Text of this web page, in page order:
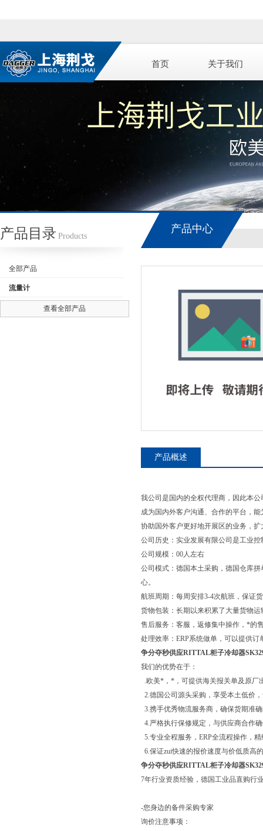
首页 关于我们
产品目录 Products
全部产品
流量计
查看全部产品
产品中心
产品概述
我公司是国内的全权代理商，因此本
成为国内外客户沟通、合作的平台，
协助国外客户更好地开展区的业务，
公司历史：实业发展有限公司是工业
公司规模：00人左右
公司模式：德国本土采购，德国仓库
心。
航班周期：每周安排3-4次航班，保证
货物包装：长期以来积累了大量货物
售后服务：客服，返修集中操作，*的
处理效率：ERP系统做单，可以提供订
争分夺秒供应RITTAL柜子冷却器
我们的优势在于：
.欧美*，*，可提供海关报关单及原厂
2.德国公司源头采购，享受本土低价
3.携手优秀物流服务商，确保货期准
4.严格执行保修规定，与供应商合作
5.专业全程服务，ERP全流程操作，
6.保证zui快速的报价速度与价低质高
争分夺秒供应RITTAL柜子冷却器
7年行业资质经验，德国工业品直购行
-您身边的备件采购专家
询价注意事项：